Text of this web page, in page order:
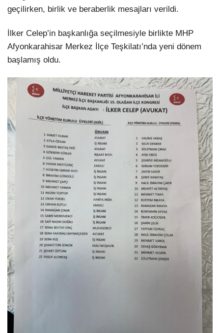
geçilirken, birlik ve beraberlik mesajları verildi.
İlker Celep’in başkanlığa seçilmesiyle birlikte MHP
Afyonkarahisar Merkez İlçe Teşkilatı’nda yeni dönem
başlamış oldu.